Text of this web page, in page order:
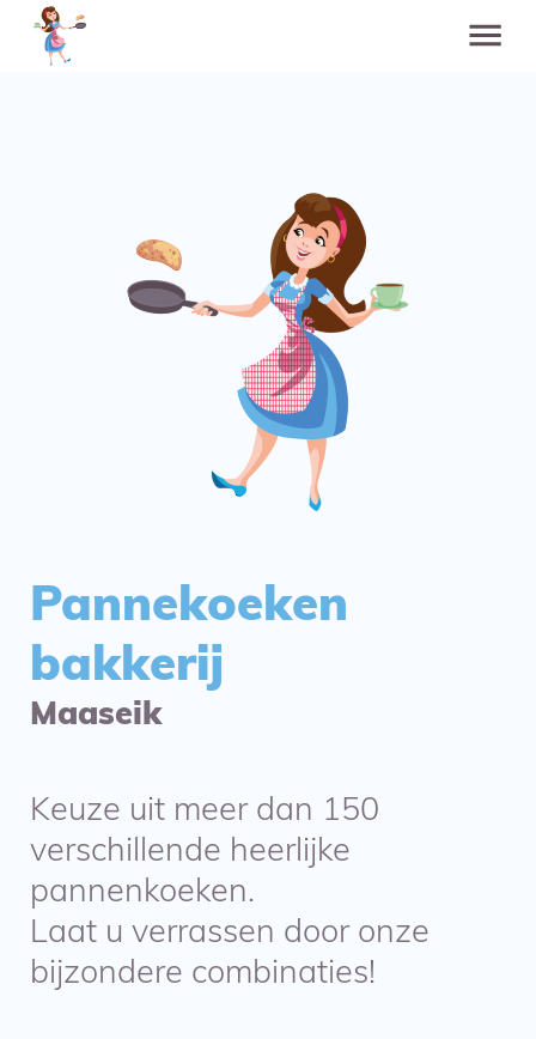
Pannekoeken
bakkerij
Maaseik
Keuze uit meer dan 150
verschillende heerlijke
pannenkoeken.
Laat u verrassen door onze
bijzondere combinaties!